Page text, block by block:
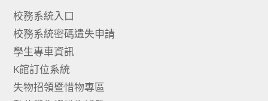
校務系統入口
校務系統密碼遺失申請
學生專車資訊
K館訂位系統
失物招領暨惜物專區